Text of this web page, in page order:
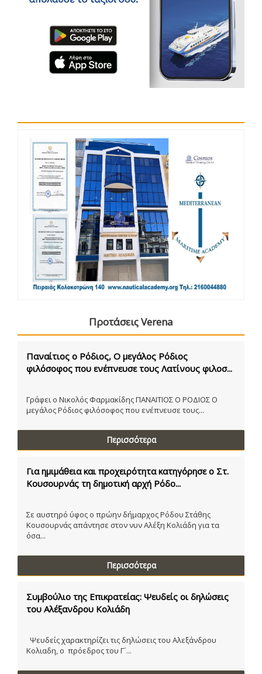
Προτάσεις Verena
Παναίτιος ο Ρόδιος, Ο μεγάλος Ρόδιος
φιλόσοφος που ενέπνευσε τους Λατίνους φιλοσ...
Γράφει ο Νικολός Φαρμακίδης ΠΑΝΑΙΤΙΟΣ Ο ΡΟΔΙΟΣ Ο
μεγάλος Ρόδιος φιλόσοφος που ενέπνευσε τους...
Περισσότερα
Για ημιμάθεια και προχειρότητα κατηγόρησε ο Στ.
Κουσουρνάς τη δημοτική αρχή Ρόδο...
Σε αυστηρό ύφος ο πρώην δήμαρχος Ρόδου Στάθης
Κουσουρνάς απάντησε στον νυν Αλέξη Κολιάδη για τα
όσα...
Περισσότερα
Συμβούλιο της Επικρατείας: Ψευδείς οι δηλώσεις
του Αλέξανδρου Κολιάδη
Ψευδείς χαρακτηρίζει τις δηλώσεις του Αλεξάνδρου
Κολιαδη, ο πρόεδρος του Γ´...